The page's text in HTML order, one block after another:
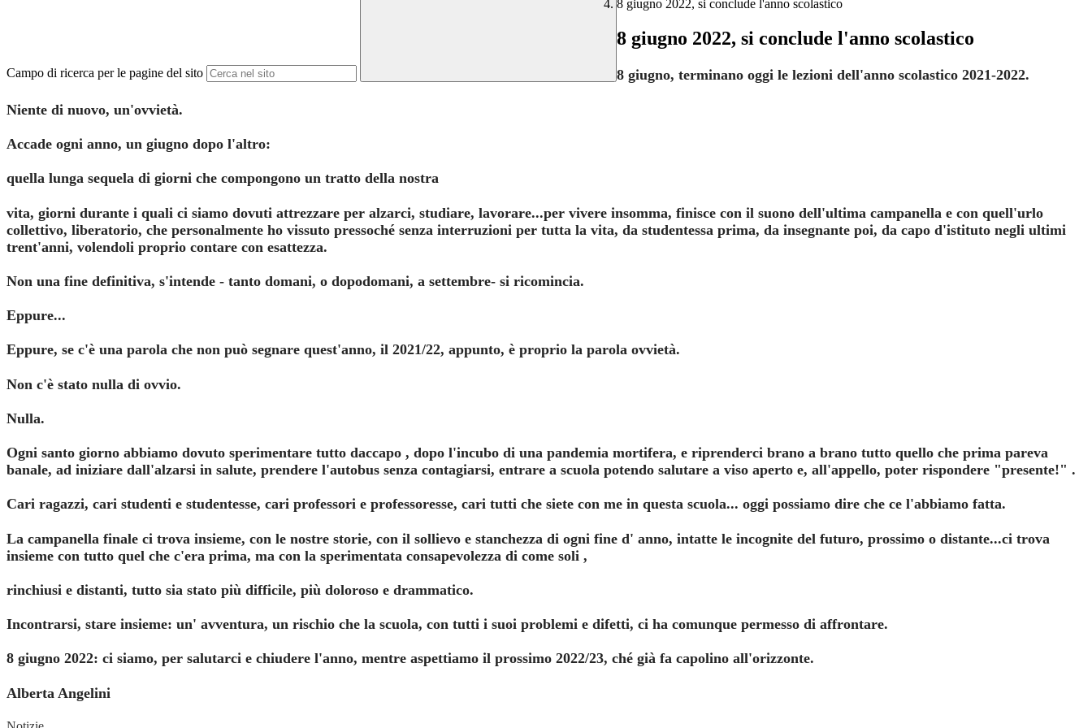
Campo di ricerca per le pagine del sito
8 giugno 2022, si conclude l'anno scolastico
8 giugno 2022, si conclude l'anno scolastico
8 giugno, terminano oggi le lezioni dell'anno scolastico 2021-2022.
Niente di nuovo, un'ovvietà.
Accade ogni anno, un giugno dopo l'altro:
quella lunga sequela di giorni che compongono un tratto della nostra
vita, giorni durante i quali ci siamo dovuti attrezzare per alzarci, studiare, lavorare...per vivere insomma, finisce con il suono dell'ultima campanella e con quell'urlo
collettivo, liberatorio, che personalmente ho vissuto pressoché senza interruzioni per tutta la vita, da studentessa prima, da insegnante poi, da capo d'istituto negli ultimi
trent'anni, volendoli proprio contare con esattezza.
Non una fine definitiva, s'intende - tanto domani, o dopodomani, a settembre- si ricomincia.
Eppure...
Eppure, se c'è una parola che non può segnare quest'anno, il 2021/22, appunto, è proprio la parola ovvietà.
Non c'è stato nulla di ovvio.
Nulla.
Ogni santo giorno abbiamo dovuto sperimentare tutto daccapo , dopo l'incubo di una pandemia mortifera, e riprenderci brano a brano tutto quello che prima pareva
banale, ad iniziare dall'alzarsi in salute, prendere l'autobus senza contagiarsi, entrare a scuola potendo salutare a viso aperto e, all'appello, poter rispondere "presente!" .
Cari ragazzi, cari studenti e studentesse, cari professori e professoresse, cari tutti che siete con me in questa scuola... oggi possiamo dire che ce l'abbiamo fatta.
La campanella finale ci trova insieme, con le nostre storie, con il sollievo e stanchezza di ogni fine d' anno, intatte le incognite del futuro, prossimo o distante...ci trova
insieme con tutto quel che c'era prima, ma con la sperimentata consapevolezza di come soli ,
rinchiusi e distanti, tutto sia stato più difficile, più doloroso e drammatico.
Incontrarsi, stare insieme: un' avventura, un rischio che la scuola, con tutti i suoi problemi e difetti, ci ha comunque permesso di affrontare.
8 giugno 2022: ci siamo, per salutarci e chiudere l'anno, mentre aspettiamo il prossimo 2022/23, ché già fa capolino all'orizzonte.
Alberta Angelini